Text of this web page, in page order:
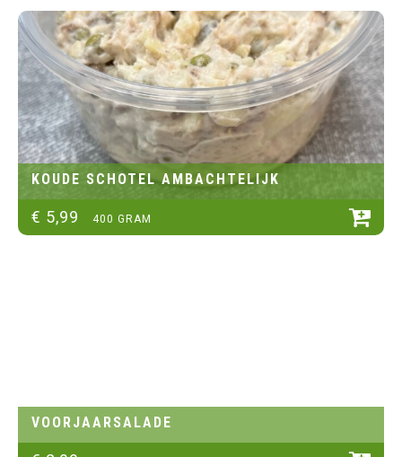
KOUDE SCHOTEL AMBACHTELIJK
€ 5,99 400 GRAM
VOORJAARSALADE